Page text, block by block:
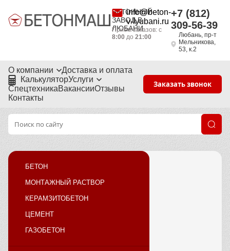
БЕТОННЫЙ
ЗАВОД В
ЛЮБАНИ
info@beton-
v-lyubani.ru
Приём заказов: с
8:00до 21:00
+7 (812)
309-56-39
Любань, пр-т
Мельникова,
53, к.2
О компании
Доставка и оплата
КалькуляторУслуги
СпецтехникаВакансииОтзывы
Контакты
Заказать звонок
БЕТОН
МОНТАЖНЫЙ РАСТВОР
КЕРАМЗИТОБЕТОН
ЦЕМЕНТ
ГАЗОБЕТОН